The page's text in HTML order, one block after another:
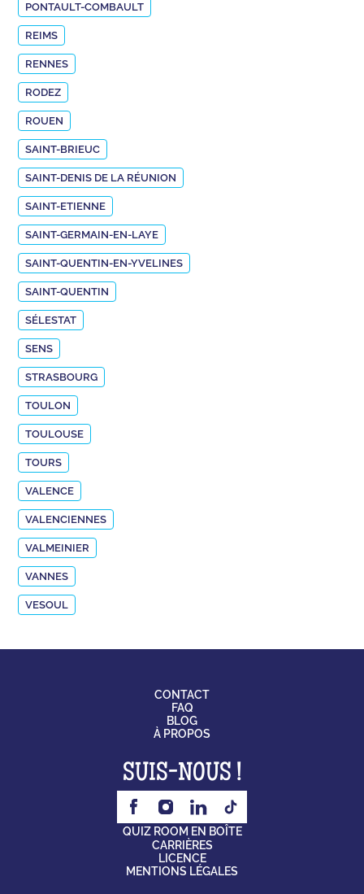
PONTAULT-COMBAULT
REIMS
RENNES
RODEZ
ROUEN
SAINT-BRIEUC
SAINT-DENIS DE LA RÉUNION
SAINT-ETIENNE
SAINT-GERMAIN-EN-LAYE
SAINT-QUENTIN-EN-YVELINES
SAINT-QUENTIN
SÉLESTAT
SENS
STRASBOURG
TOULON
TOULOUSE
TOURS
VALENCE
VALENCIENNES
VALMEINIER
VANNES
VESOUL
CONTACT
FAQ
BLOG
À PROPOS
SUIS-NOUS !
QUIZ ROOM EN BOÎTE
CARRIÈRES
LICENCE
MENTIONS LÉGALES